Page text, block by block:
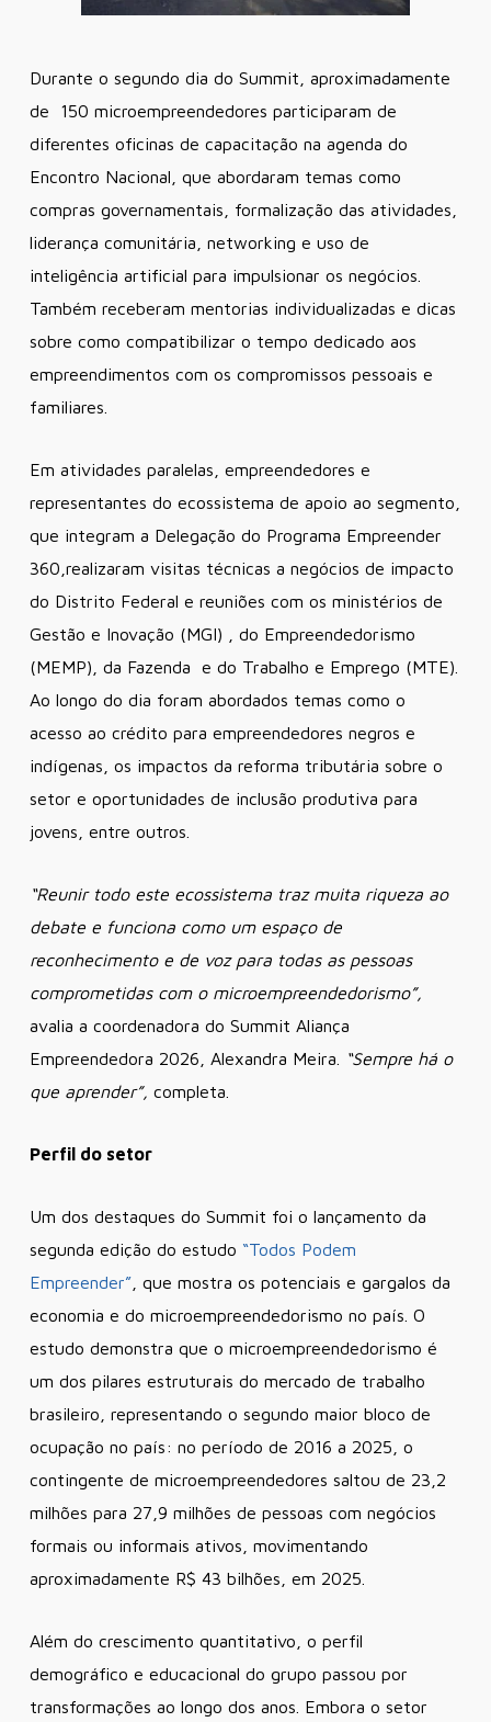
Durante o segundo dia do Summit, aproximadamente
de 150 microempreendedores participaram de
diferentes oficinas de capacitação na agenda do
Encontro Nacional, que abordaram temas como
compras governamentais, formalização das atividades,
liderança comunitária, networking e uso de
inteligência artificial para impulsionar os negócios.
Também receberam mentorias individualizadas e dicas
sobre como compatibilizar o tempo dedicado aos
empreendimentos com os compromissos pessoais e
familiares.
Em atividades paralelas, empreendedores e
representantes do ecossistema de apoio ao segmento,
que integram a Delegação do Programa Empreender
360,realizaram visitas técnicas a negócios de impacto
do Distrito Federal e reuniões com os ministérios de
Gestão e Inovação (MGI) , do Empreendedorismo
(MEMP), da Fazenda e do Trabalho e Emprego (MTE).
Ao longo do dia foram abordados temas como o
acesso ao crédito para empreendedores negros e
indígenas, os impactos da reforma tributária sobre o
setor e oportunidades de inclusão produtiva para
jovens, entre outros.
“Reunir todo este ecossistema traz muita riqueza ao
debate e funciona como um espaço de
reconhecimento e de voz para todas as pessoas
comprometidas com o microempreendedorismo”,
avalia a coordenadora do Summit Aliança
Empreendedora 2026, Alexandra Meira.
“Sempre há o
que aprender”, completa.
Perfil do setor
Um dos destaques do Summit foi o lançamento da
segunda edição do estudo “Todos Podem
Empreender”, que mostra os potenciais e gargalos da
economia e do microempreendedorismo no país. O
estudo demonstra que o microempreendedorismo é
um dos pilares estruturais do mercado de trabalho
brasileiro, representando o segundo maior bloco de
ocupação no país: no período de 2016 a 2025, o
contingente de microempreendedores saltou de 23,2
milhões para 27,9 milhões de pessoas com negócios
formais ou informais ativos, movimentando
aproximadamente R$ 43 bilhões, em 2025.
Além do crescimento quantitativo, o perfil
demográfico e educacional do grupo passou por
transformações ao longo dos anos. Embora o setor